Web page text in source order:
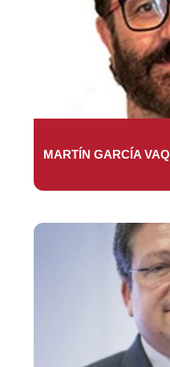
MARTÍN GARCÍA